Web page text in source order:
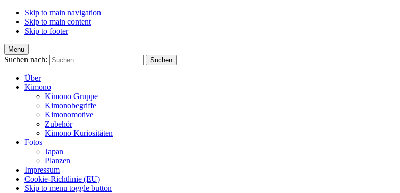
Skip to main navigation
Skip to main content
Skip to footer
Menu
Suchen nach:
Über
Kimono
Kimono Gruppe
Kimonobegriffe
Kimonomotive
Zubehör
Kimono Kuriositäten
Fotos
Japan
Planzen
Impressum
Cookie-Richtlinie (EU)
Skip to menu toggle button